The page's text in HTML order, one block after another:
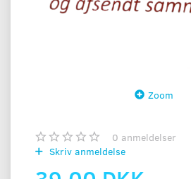
Zoom
0 anmeldelser
Skriv anmeldelse